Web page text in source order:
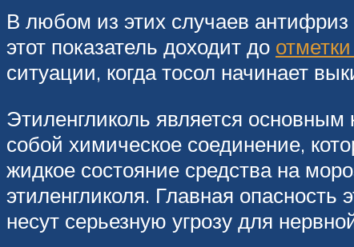
В любом из этих случаев антифриз
этот показатель доходит до
ситуации, когда тосол начинает
Этиленгликоль является
собой химическое соединение,
жидкое состояние средства на
этиленгликоля. Главная
несут серьезную угрозу для